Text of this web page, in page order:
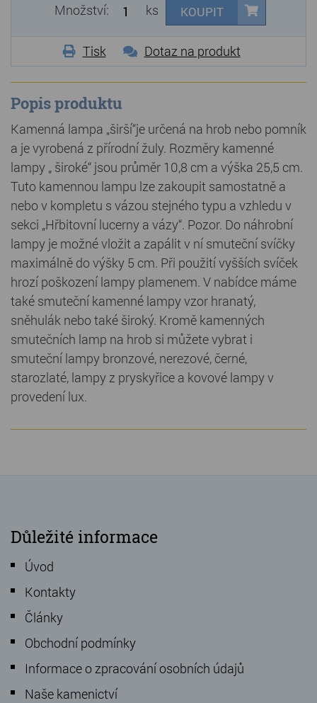
Množství: ks KOUPIT
Tisk Dotaz na produkt
Popis produktu
Kamenná lampa „širší“je určená na hrob nebo pomník
a je vyrobená z přírodní žuly. Rozměry kamenné
lampy „ široké“ jsou průměr 10,8 cm a výška 25,5 cm.
Tuto kamennou lampu lze zakoupit samostatně a
nebo v kompletu s vázou stejného typu a vzhledu v
sekci „Hřbitovní lucerny a vázy“. Pozor. Do náhrobní
lampy je možné vložit a zapálit v ní smuteční svíčky
maximálně do výšky 5 cm. Při použití vyšších svíček
hrozí poškození lampy plamenem. V nabídce máme
také smuteční kamenné lampy vzor hranatý,
sněhulák nebo také široký. Kromě kamenných
smutečních lamp na hrob si můžete vybrat i
smuteční lampy bronzové, nerezové, černé,
starozlaté, lampy z pryskyřice a kovové lampy v
provedení lux.
Důležité informace
Úvod
Kontakty
Články
Obchodní podmínky
Informace o zpracování osobních údajů
Naše kamenictví